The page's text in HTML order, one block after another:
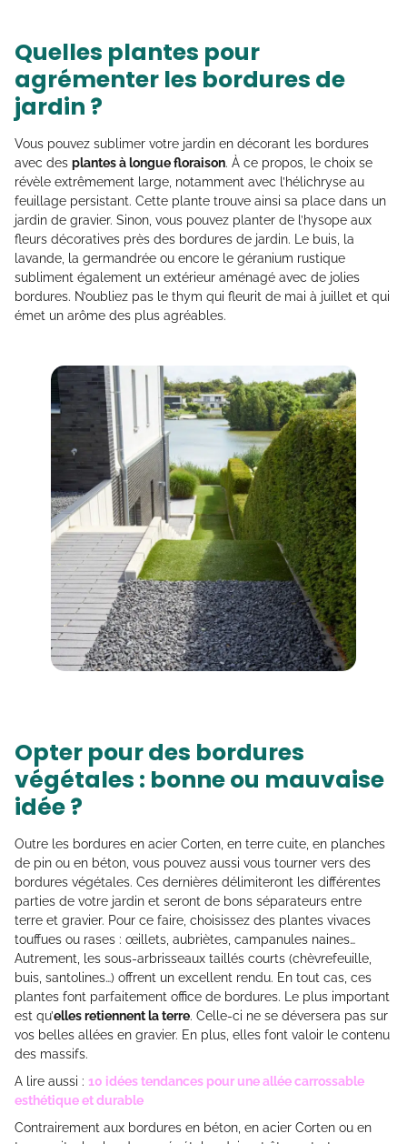
Quelles plantes pour
agrémenter les bordures de
jardin ?
Vous pouvez sublimer votre jardin en décorant les bordures
avec des plantes à longue floraison. À ce propos, le choix se
révèle extrêmement large, notamment avec l’hélichryse au
feuillage persistant. Cette plante trouve ainsi sa place dans un
jardin de gravier. Sinon, vous pouvez planter de l’hysope aux
fleurs décoratives près des bordures de jardin. Le buis, la
lavande, la germandrée ou encore le géranium rustique
subliment également un extérieur aménagé avec de jolies
bordures. N’oubliez pas le thym qui fleurit de mai à juillet et qui
émet un arôme des plus agréables.
Opter pour des bordures
végétales : bonne ou mauvaise
idée ?
Outre les bordures en acier Corten, en terre cuite, en planches
de pin ou en béton, vous pouvez aussi vous tourner vers des
bordures végétales. Ces dernières délimiteront les différentes
parties de votre jardin et seront de bons séparateurs entre
terre et gravier. Pour ce faire, choisissez des plantes vivaces
touffues ou rases : œillets, aubriètes, campanules naines…
Autrement, les sous-arbrisseaux taillés courts (chèvrefeuille,
buis, santolines…) offrent un excellent rendu. En tout cas, ces
plantes font parfaitement office de bordures. Le plus important
est qu’elles retiennent la terre. Celle-ci ne se déversera pas sur
vos belles allées en gravier. En plus, elles font valoir le contenu
des massifs.
A lire aussi : 10 idées tendances pour une allée carrossable
esthétique et durable
Contrairement aux bordures en béton, en acier Corten ou en